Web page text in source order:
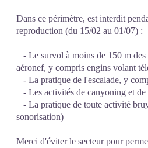
Dans ce périmètre, est interdit
reproduction (du 15/02 au 01/07) :
- Le survol à moins de 150 m des
aéronef, y compris engins volant
- La pratique de l'escalade, y
- Les activités de canyoning et de
- La pratique de toute activité
sonorisation)
Merci d'éviter le secteur pour